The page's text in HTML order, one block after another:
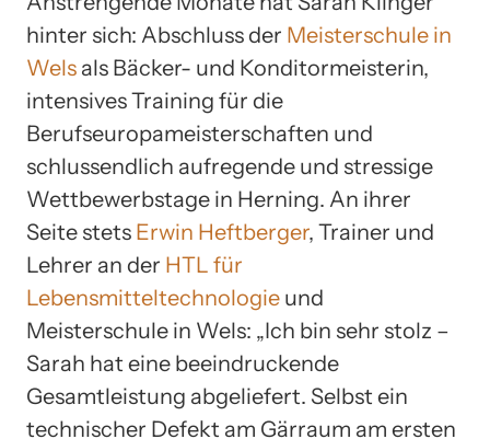
hinter sich: Abschluss der Meisterschule in
Wels als Bäcker- und Konditormeisterin,
intensives Training für die
Berufseuropameisterschaften und
schlussendlich aufregende und stressige
Wettbewerbstage in Herning. An ihrer
Seite stets Erwin Heftberger, Trainer und
Lehrer an der HTL für
Lebensmitteltechnologie und
Meisterschule in Wels: „Ich bin sehr stolz –
Sarah hat eine beeindruckende
Gesamtleistung abgeliefert. Selbst ein
technischer Defekt am Gärraum am ersten